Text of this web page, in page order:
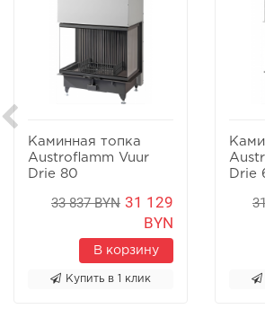
Каминная топка
Austroflamm Vuur
Drie 80
33 837 BYN 31 129
BYN
В корзину
Купить в 1 клик
Drie